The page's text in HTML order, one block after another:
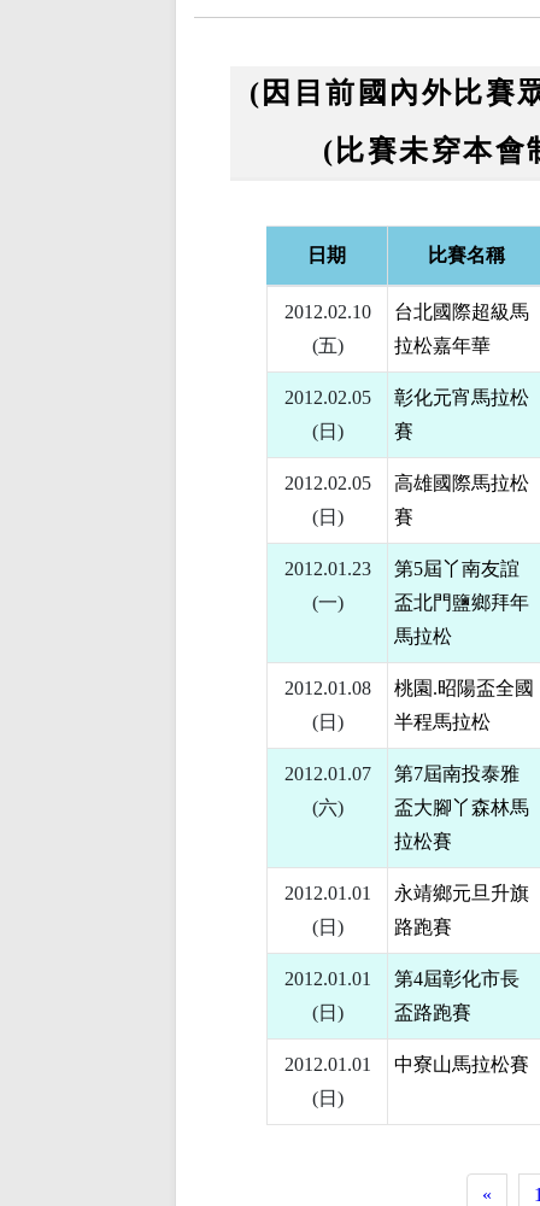
(因目前國內外比賽
(比賽未穿本會
日期 比賽名稱
2012.02.10
(五)
台北國際超級馬
拉松嘉年華
2012.02.05
(日)
彰化元宵馬拉松
賽
2012.02.05
(日)
高雄國際馬拉松
賽
2012.01.23
(一)
第5屆丫南友誼
盃北門鹽鄉拜年
馬拉松
2012.01.08
(日)
桃園.昭陽盃全國
半程馬拉松
2012.01.07
(六)
第7屆南投泰雅
盃大腳丫森林馬
拉松賽
2012.01.01
(日)
永靖鄉元旦升旗
路跑賽
2012.01.01
(日)
第4屆彰化市長
盃路跑賽
2012.01.01
(日)
中寮山馬拉松賽
«